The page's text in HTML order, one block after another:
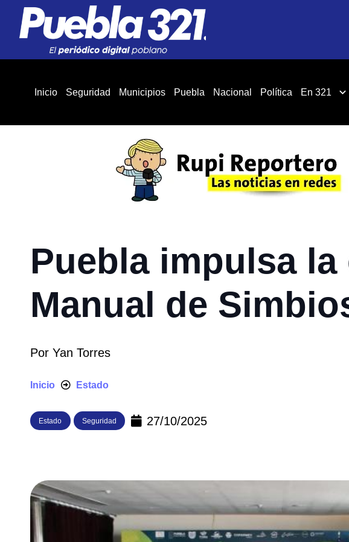
Inicio Seguridad Municipios Puebla Nacional Política En 321
Puebla impulsa
Manual de
Por Yan Torres
Inicio Estado
Estado Seguridad 27/10/2025